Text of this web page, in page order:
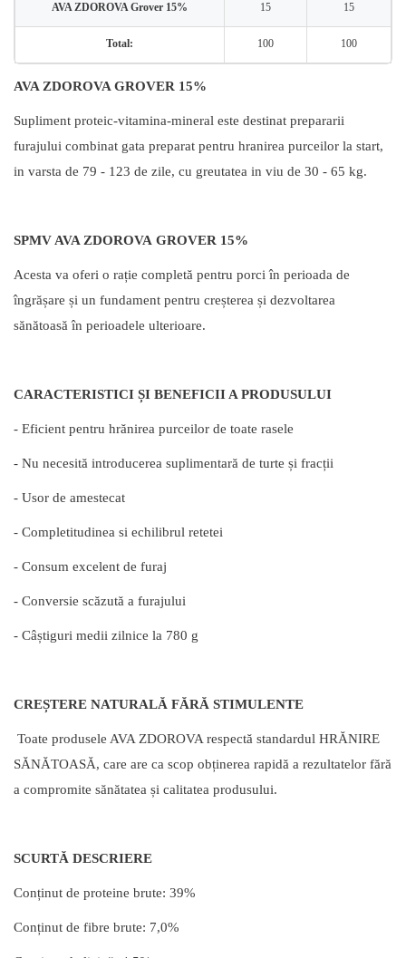
AVA ZDOROVA Grover 15% 15 15
Total: 100 100
AVA ZDOROVA GROVER 15%
Supliment proteic-vitamina-mineral este destinat prepararii
furajului combinat gata preparat pentru hranirea purceilor la start,
in varsta de 79 - 123 de zile, cu greutatea in viu de 30 - 65 kg.
SPMV AVA ZDOROVA GROVER 15%
Acesta va oferi o rație completă pentru porci în perioada de
îngrășare și un fundament pentru creșterea și dezvoltarea
sănătoasă în perioadele ulterioare.
CARACTERISTICI ȘI BENEFICII A PRODUSULUI
- Eficient pentru hrănirea purceilor de toate rasele
- Nu necesită introducerea suplimentară de turte și fracții
- Usor de amestecat
- Completitudinea si echilibrul retetei
- Consum excelent de furaj
- Conversie scăzută a furajului
- Câștiguri medii zilnice la 780 g
CREȘTERE NATURALĂ FĂRĂ STIMULENTE
Toate produsele AVA ZDOROVA respectă standardul HRĂNIRE
SĂNĂTOASĂ, care are ca scop obținerea rapidă a rezultatelor fără
a compromite sănătatea și calitatea produsului.
SCURTĂ DESCRIERE
Conținut de proteine brute: 39%
Conținut de fibre brute: 7,0%